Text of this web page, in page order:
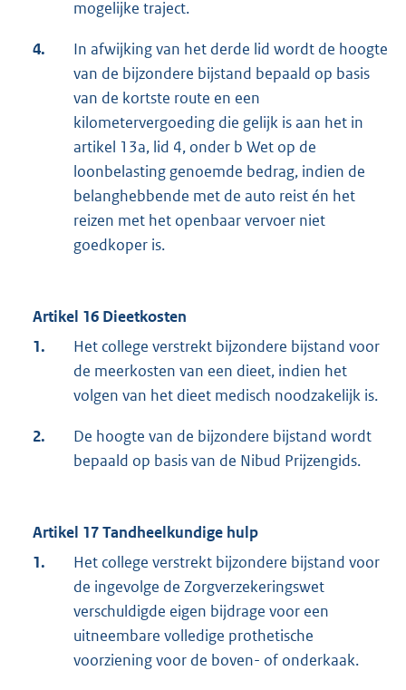
mogelijke traject.
4.
In afwijking van het derde lid wordt de hoogte
van de bijzondere bijstand bepaald op basis
van de kortste route en een
kilometervergoeding die gelijk is aan het in
artikel 13a, lid 4, onder b Wet op de
loonbelasting genoemde bedrag, indien de
belanghebbende met de auto reist én het
reizen met het openbaar vervoer niet
goedkoper is.
Artikel 16 Dieetkosten
1.
Het college verstrekt bijzondere bijstand voor
de meerkosten van een dieet, indien het
volgen van het dieet medisch noodzakelijk is.
2.
De hoogte van de bijzondere bijstand wordt
bepaald op basis van de Nibud Prijzengids.
Artikel 17 Tandheelkundige hulp
1.
Het college verstrekt bijzondere bijstand voor
de ingevolge de Zorgverzekeringswet
verschuldigde eigen bijdrage voor een
uitneembare volledige prothetische
voorziening voor de boven- of onderkaak.